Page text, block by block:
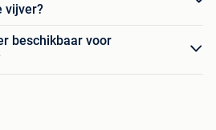
vijver?
beschikbaar voor